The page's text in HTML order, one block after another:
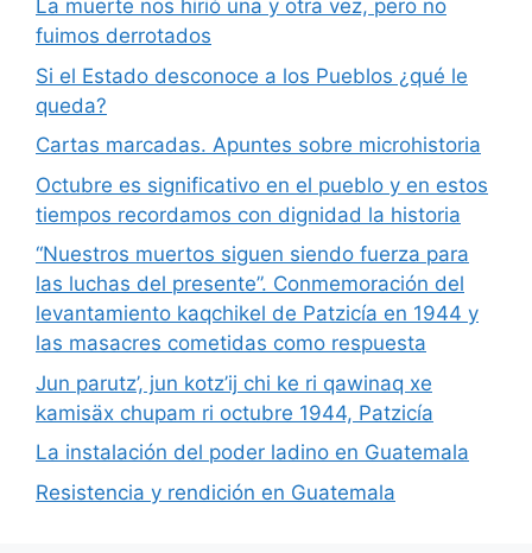
La muerte nos hirió una y otra vez, pero no
fuimos derrotados
Si el Estado desconoce a los Pueblos ¿qué le
queda?
Cartas marcadas. Apuntes sobre microhistoria
Octubre es significativo en el pueblo y en estos
tiempos recordamos con dignidad la historia
“Nuestros muertos siguen siendo fuerza para
las luchas del presente”. Conmemoración del
levantamiento kaqchikel de Patzicía en 1944 y
las masacres cometidas como respuesta
Jun parutz’, jun kotz’ij chi ke ri qawinaq xe
kamisäx chupam ri octubre 1944, Patzicía
La instalación del poder ladino en Guatemala
Resistencia y rendición en Guatemala